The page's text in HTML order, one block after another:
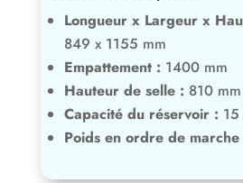
Hauteur de selle : 810 mm
Capacité du réservoir :
Poids en ordre de marche :